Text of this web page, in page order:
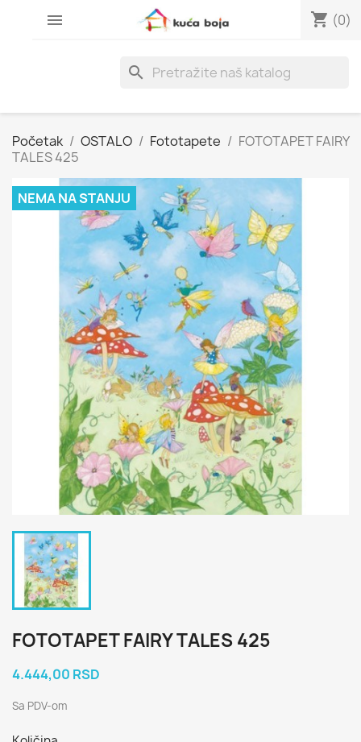
 shopping_cart (0)
search
Početak OSTALO Fototapete
FOTOTAPET FAIRY
TALES 425
NEMA NA STANJU
FOTOTAPET FAIRY TALES 425
4.444,00 RSD
Sa PDV-om